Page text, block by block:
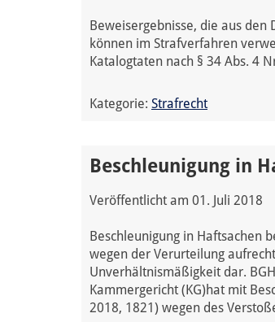
Beweisergebnisse, die aus den
können im Strafverfahren
Katalogtaten nach § 34 Abs. 4
Kategorie: Strafrecht
Beschleunigung in
Veröffentlicht am 01. Juli 2018
Beschleunigung in Haftsachen
wegen der Verurteilung
Unverhältnismäßigkeit dar.
Kammergericht (KG)hat mit
2018, 1821) wegen des